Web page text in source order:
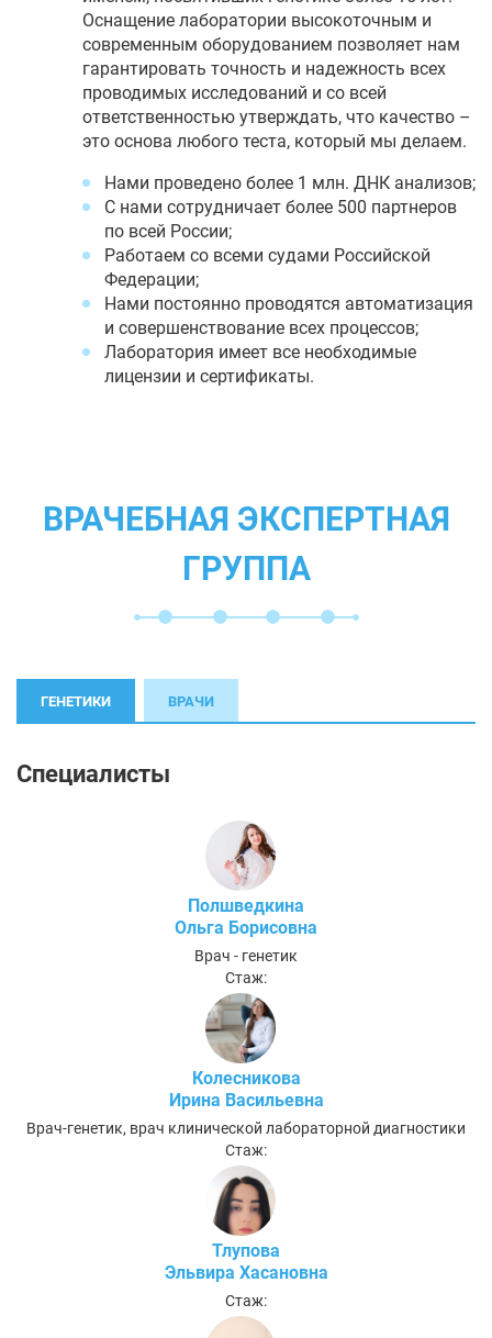
Оснащение лаборатории высокоточным и
современным оборудованием позволяет нам
гарантировать точность и надежность всех
проводимых исследований и со всей
ответственностью утверждать, что качество –
это основа любого теста, который мы делаем.
Нами проведено более 1 млн. ДНК анализов;
С нами сотрудничает более 500 партнеров
по всей России;
Работаем со всеми судами Российской
Федерации;
Нами постоянно проводятся автоматизация
и совершенствование всех процессов;
Лаборатория имеет все необходимые
лицензии и сертификаты.
ВРАЧЕБНАЯ ЭКСПЕРТНАЯ
ГРУППА
ГЕНЕТИКИ ВРАЧИ
Специалисты
Полшведкина
Ольга Борисовна
Врач - генетик
Стаж:
Колесникова
Ирина Васильевна
Врач-генетик, врач клинической лабораторной диагностики
Стаж:
Тлупова
Эльвира Хасановна
Стаж: